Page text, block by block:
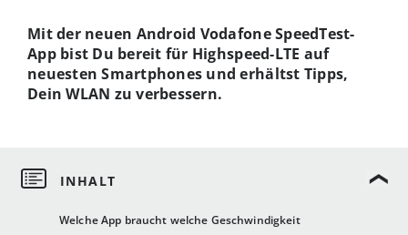
Welche App braucht welche Geschwindigkeit
Mit der neuen Android Vodafone SpeedTest-
App bist Du bereit für Highspeed-LTE auf
neuesten Smartphones und erhältst Tipps,
Dein WLAN zu verbessern.